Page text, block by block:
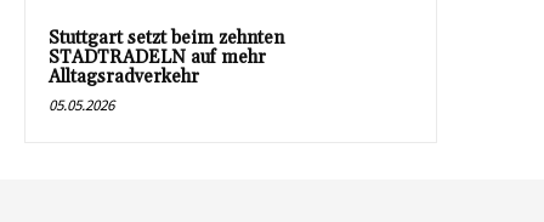
Stuttgart setzt beim zehnten
STADTRADELN auf mehr
Alltagsradverkehr
05.05.2026